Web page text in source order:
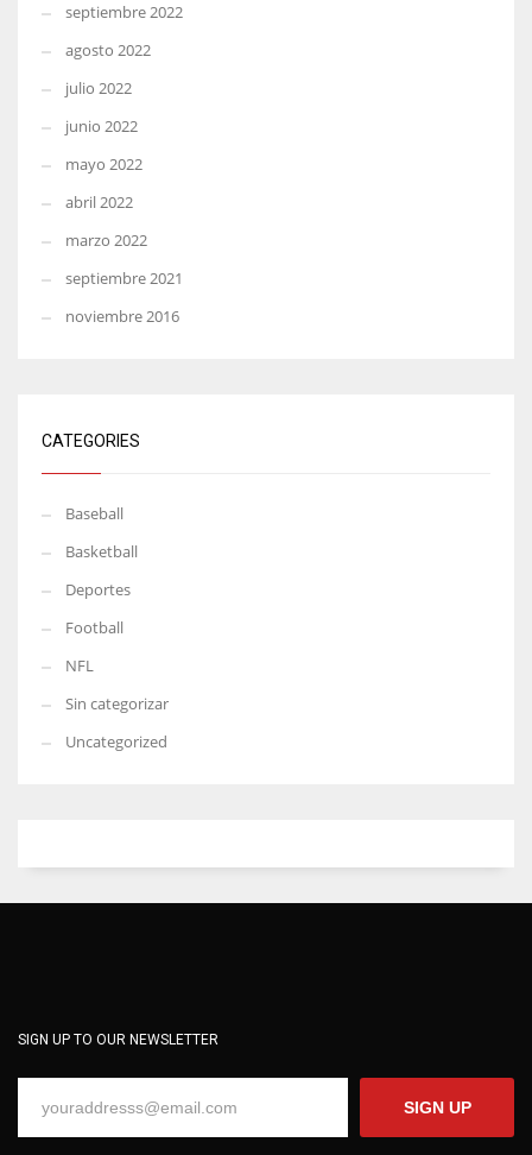
septiembre 2022
agosto 2022
julio 2022
junio 2022
mayo 2022
abril 2022
marzo 2022
septiembre 2021
noviembre 2016
CATEGORIES
Baseball
Basketball
Deportes
Football
NFL
Sin categorizar
Uncategorized
SIGN UP TO OUR NEWSLETTER
SIGN UP